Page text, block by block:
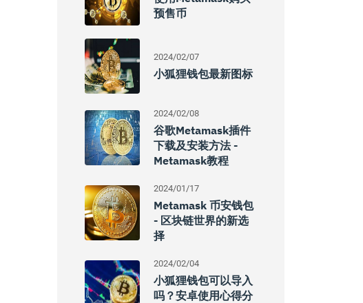
预售币
2024/02/07
小狐狸钱包最新图标
2024/02/08
谷歌Metamask插件
下载及安装方法 -
Metamask教程
2024/01/17
Metamask 币安钱包
- 区块链世界的新选
择
2024/02/04
小狐狸钱包可以导入
吗？安卓使用心得分